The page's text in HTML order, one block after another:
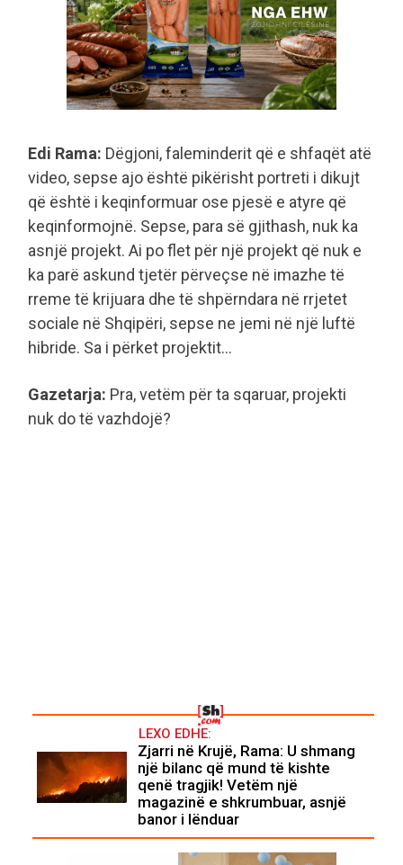
Edi Rama: Dëgjoni, faleminderit që e shfaqët atë
video, sepse ajo është pikërisht portreti i dikujt
që është i keqinformuar ose pjesë e atyre që
keqinformojnë. Sepse, para së gjithash, nuk ka
asnjë projekt. Ai po flet për një projekt që nuk e
ka parë askund tjetër përveçse në imazhe të
rreme të krijuara dhe të shpërndara në rrjetet
sociale në Shqipëri, sepse ne jemi në një luftë
hibride. Sa i përket projektit…
Gazetarja: Pra, vetëm për ta sqaruar, projekti
nuk do të vazhdojë?
LEXO EDHE:
Zjarri në Krujë, Rama: U shmang
një bilanc që mund të kishte
qenë tragjik! Vetëm një
magazinë e shkrumbuar, asnjë
banor i lënduar